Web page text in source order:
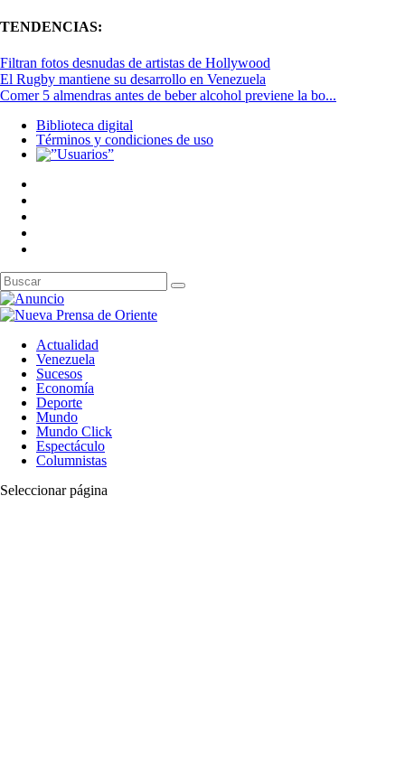
TENDENCIAS:
Filtran fotos desnudas de artistas de Hollywood
El Rugby mantiene su desarrollo en Venezuela
Comer 5 almendras antes de beber alcohol previene la bo...
Biblioteca digital
Términos y condiciones de uso
Actualidad
Venezuela
Sucesos
Economía
Deporte
Mundo
Mundo Click
Espectáculo
Columnistas
Seleccionar página